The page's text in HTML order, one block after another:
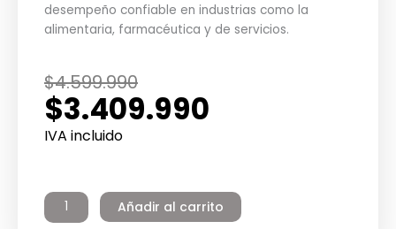
desempeño confiable en industrias como la
alimentaria, farmacéutica y de servicios.
$4.599.990
El
precio
original
$3.409.990
El
precio
actual
IVA incluido
Eléctrico
Industrial
Añadir al carrito